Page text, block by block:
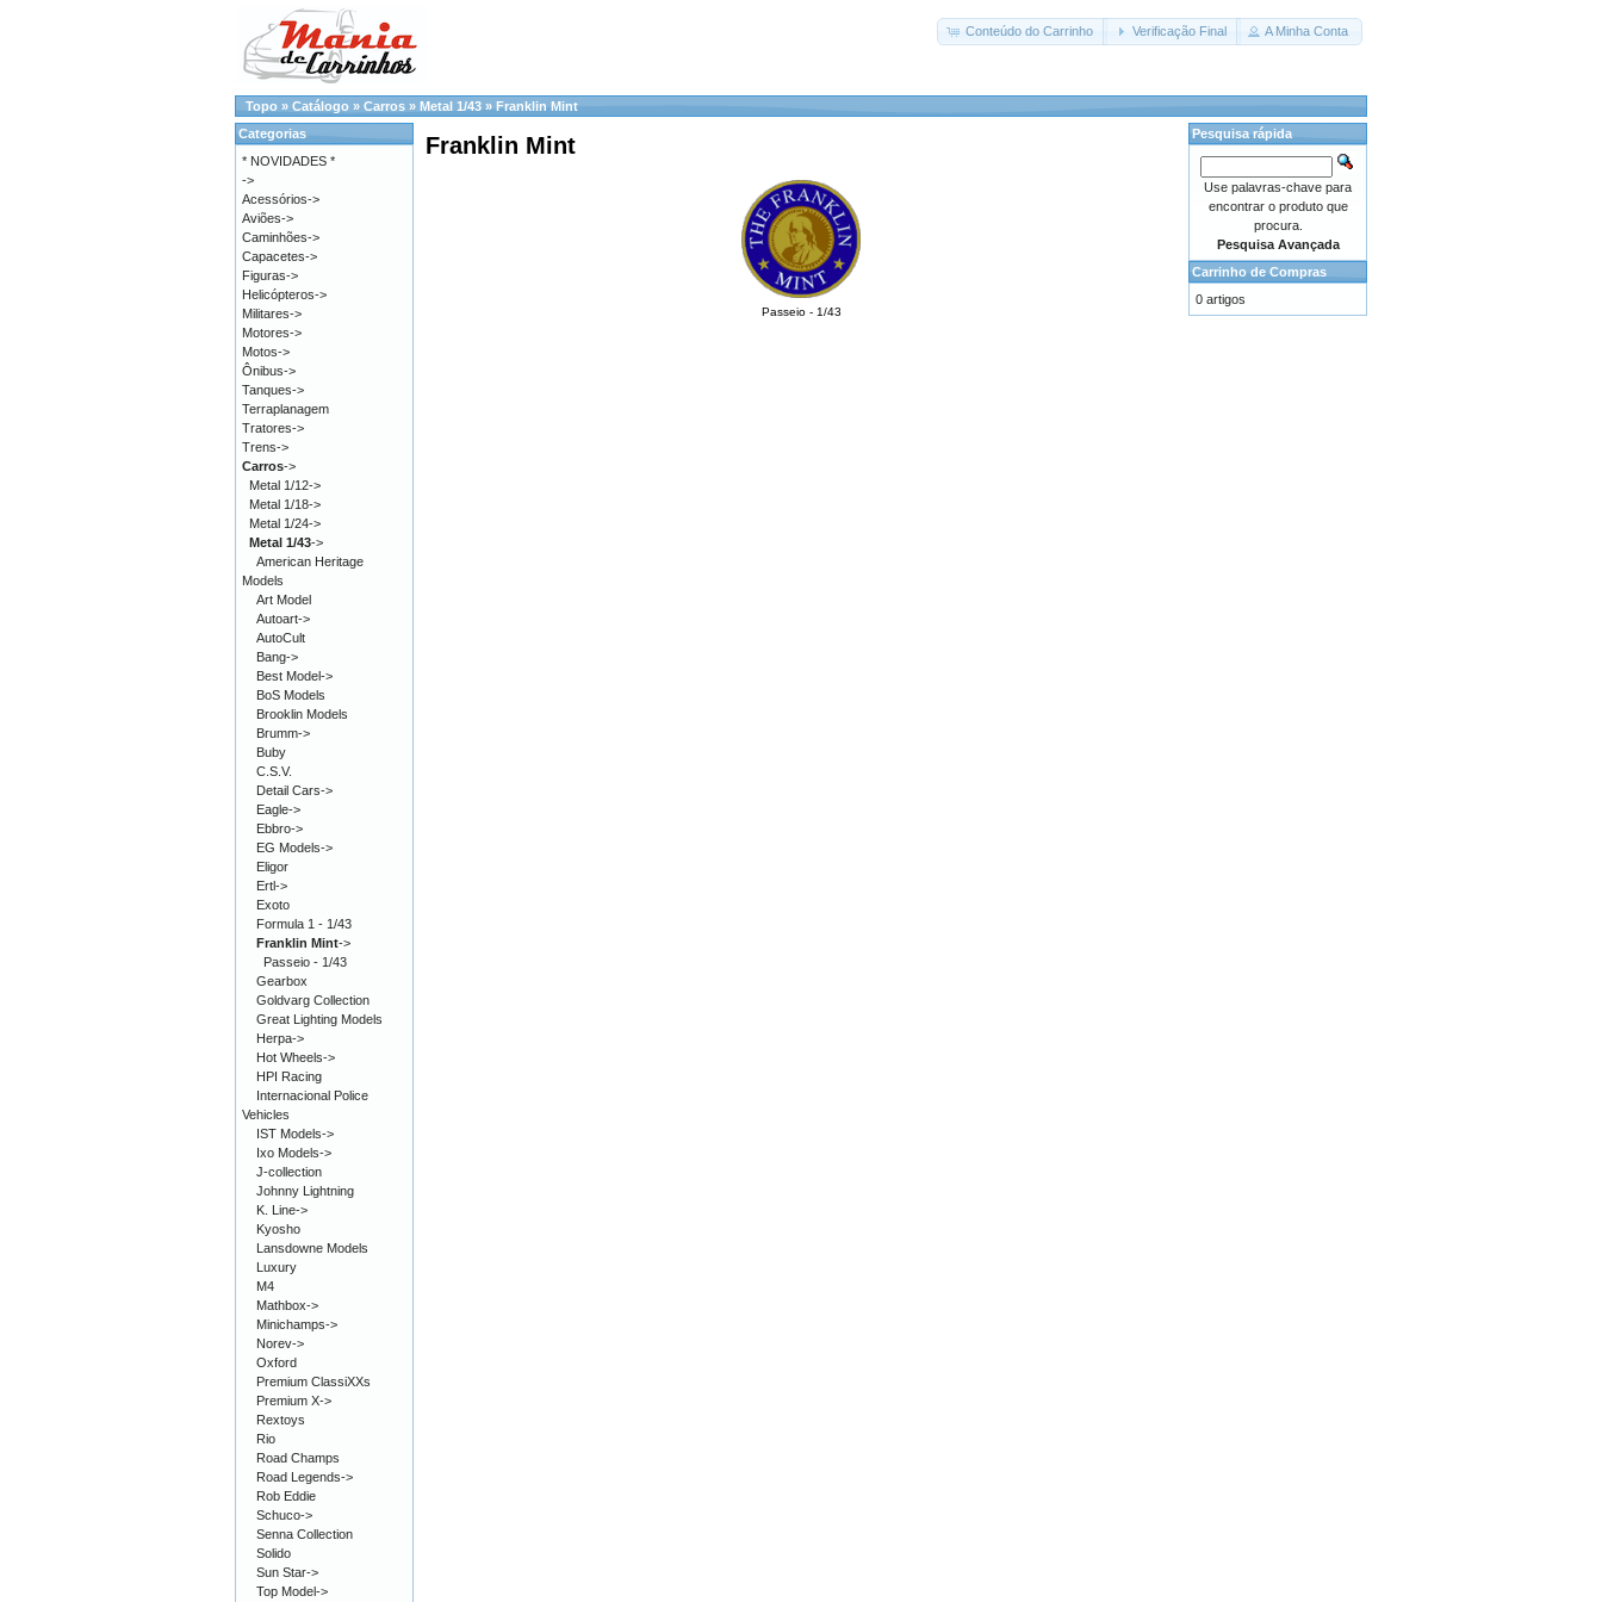
Conteúdo do Carrinho Verificação Final A Minha Conta
Topo » Catálogo » Carros » Metal 1/43 » Franklin Mint
Franklin Mint
Passeio - 1/43
Categorias
* NOVIDADES *
->
Acessórios->
Aviões->
Caminhões->
Capacetes->
Figuras->
Helicópteros->
Militares->
Motores->
Motos->
Ônibus->
Tanques->
Terraplanagem
Tratores->
Trens->
Carros->
Metal 1/12->
Metal 1/18->
Metal 1/24->
Metal 1/43->
American Heritage
Models
Art Model
Autoart->
AutoCult
Bang->
Best Model->
BoS Models
Brooklin Models
Brumm->
Buby
C.S.V.
Detail Cars->
Eagle->
Ebbro->
EG Models->
Eligor
Ertl->
Exoto
Formula 1 - 1/43
Franklin Mint->
Passeio - 1/43
Gearbox
Goldvarg Collection
Great Lighting Models
Herpa->
Hot Wheels->
HPI Racing
Internacional Police
Vehicles
IST Models->
Ixo Models->
J-collection
Johnny Lightning
K. Line->
Kyosho
Lansdowne Models
Luxury
M4
Mathbox->
Minichamps->
Norev->
Oxford
Premium ClassiXXs
Premium X->
Rextoys
Rio
Road Champs
Road Legends->
Rob Eddie
Schuco->
Senna Collection
Solido
Sun Star->
Top Model->
Pesquisa rápida
Use palavras-chave para
encontrar o produto que
procura.
Pesquisa Avançada
Carrinho de Compras
0 artigos